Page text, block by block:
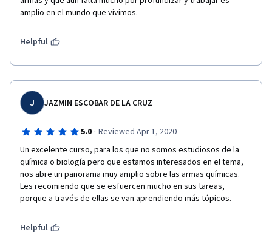
amplio en el mundo que vivimos.
Helpful
J JAZMIN ESCOBAR DE LA CRUZ
5.0 · Reviewed Apr 1, 2020
Un excelente curso, para los que no somos estudiosos de la
química o biología pero que estamos interesados en el tema,
nos abre un panorama muy amplio sobre las armas químicas.
Les recomiendo que se esfuercen mucho en sus tareas,
porque a través de ellas se van aprendiendo más tópicos.
Helpful